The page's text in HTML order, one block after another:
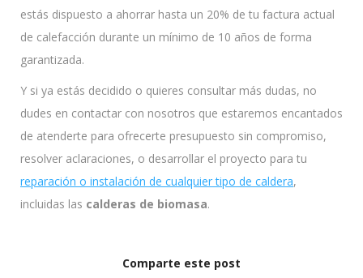
estás dispuesto a ahorrar hasta un 20% de tu factura actual
de calefacción durante un mínimo de 10 años de forma
garantizada.
Y si ya estás decidido o quieres consultar más dudas, no
dudes en contactar con nosotros que estaremos encantados
de atenderte para ofrecerte presupuesto sin compromiso,
resolver aclaraciones, o desarrollar el proyecto para tu
reparación o instalación de cualquier tipo de caldera,
incluidas las calderas de biomasa.
Comparte este post